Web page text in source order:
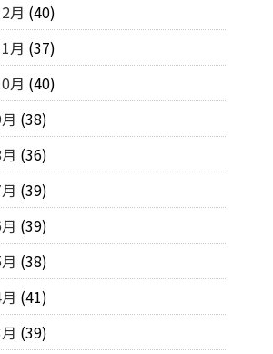
月 (40)
月 (37)
月 (40)
(38)
(36)
(39)
(39)
(38)
(41)
(39)